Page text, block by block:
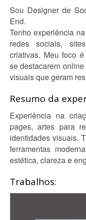
Sou Designer de
End.
Tenho experiência
redes sociais,
criativas. Meu foco
se destacarem
visuais que geram
Resumo da
Experiência na
pages, artes para
identidades visuais.
ferramentas
estética, clareza e
Trabalhos: